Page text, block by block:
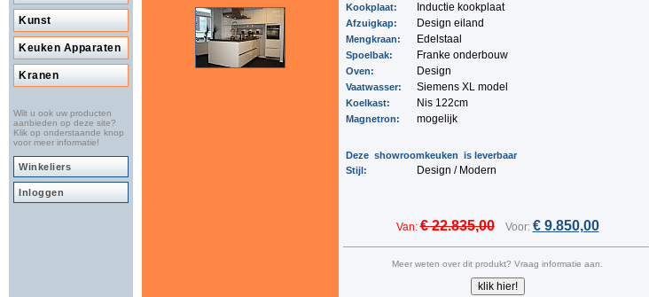
Kunst
Keuken Apparaten
Kranen
Wilt u ook uw producten
aanbieden op deze site?
Klik op onderstaande knop
voor meer informatie!
Winkeliers
Inloggen
Kookplaat: Inductie kookplaat
Afzuigkap: Design eiland
Mengkraan: Edelstaal
Spoelbak: Franke onderbouw
Oven: Design
Vaatwasser: Siemens XL model
Koelkast: Nis 122cm
Magnetron: mogelijk
Deze showroomkeuken is leverbaar
Stijl:
Design / Modern
Van:€ 22.835,00 Voor: € 9.850,00
Meer weten over dit produkt? Vraag informatie aan.